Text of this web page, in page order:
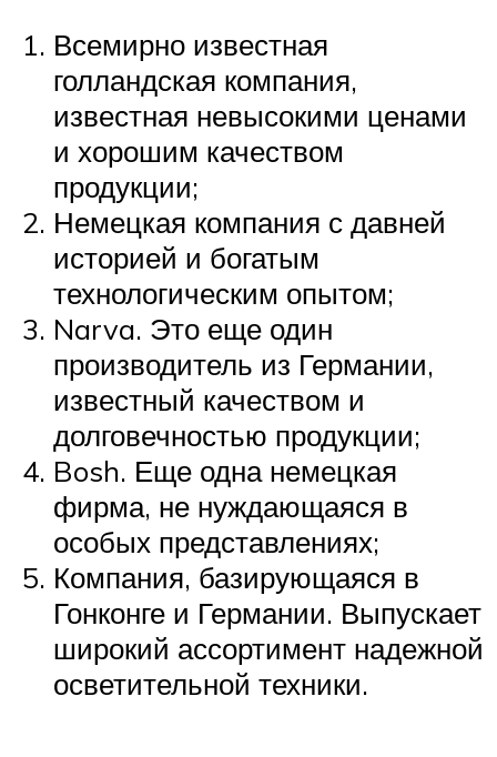
Всемирно известная
голландская компания,
известная невысокими ценами
и хорошим качеством
продукции;
Немецкая компания с давней
историей и богатым
технологическим опытом;
Narva. Это еще один
производитель из Германии,
известный качеством и
долговечностью продукции;
Bosh. Еще одна немецкая
фирма, не нуждающаяся в
особых представлениях;
Компания, базирующаяся в
Гонконге и Германии. Выпускает
широкий ассортимент надежной
осветительной техники.